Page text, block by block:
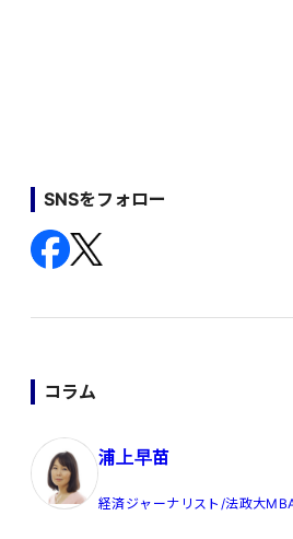
SNSをフォロー
コラム
浦上早苗
経済ジャーナリスト/法政大